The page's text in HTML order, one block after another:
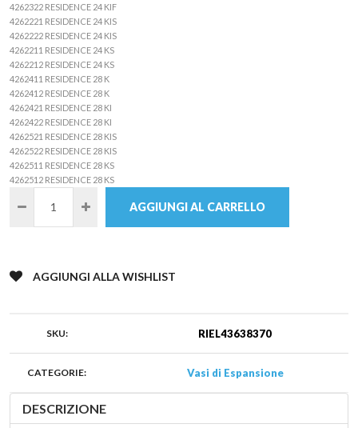
4262322 RESIDENCE 24 KIF
4262221 RESIDENCE 24 KIS
4262222 RESIDENCE 24 KIS
4262211 RESIDENCE 24 KS
4262212 RESIDENCE 24 KS
4262411 RESIDENCE 28 K
4262412 RESIDENCE 28 K
4262421 RESIDENCE 28 KI
4262422 RESIDENCE 28 KI
4262521 RESIDENCE 28 KIS
4262522 RESIDENCE 28 KIS
4262511 RESIDENCE 28 KS
4262512 RESIDENCE 28 KS
AGGIUNGI AL CARRELLO
AGGIUNGI ALLA WISHLIST
SKU: RIEL43638370
CATEGORIE: Vasi di Espansione
DESCRIZIONE